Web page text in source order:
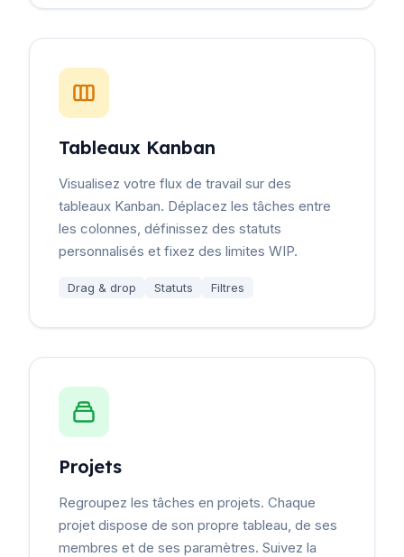
Tableaux Kanban
Visualisez votre flux de travail sur des
tableaux Kanban. Déplacez les tâches entre
les colonnes, définissez des statuts
personnalisés et fixez des limites WIP.
Drag & drop Statuts Filtres
Projets
Regroupez les tâches en projets. Chaque
projet dispose de son propre tableau, de ses
membres et de ses paramètres. Suivez la